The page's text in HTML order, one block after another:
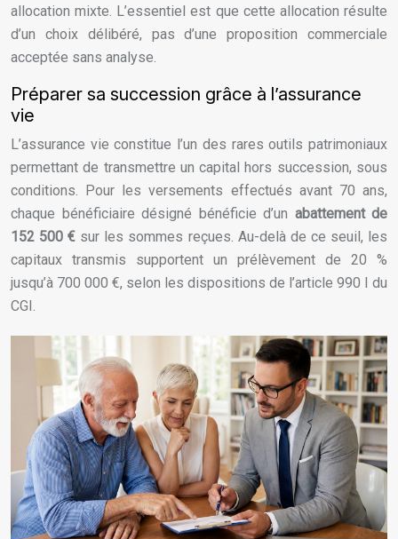
allocation mixte. L’essentiel est que cette allocation résulte
d’un choix délibéré, pas d’une proposition commerciale
acceptée sans analyse.
Préparer sa succession grâce à l’assurance
vie
L’assurance vie constitue l’un des rares outils patrimoniaux
permettant de transmettre un capital hors succession, sous
conditions. Pour les versements effectués avant 70 ans,
chaque bénéficiaire désigné bénéficie d’un abattement de
152 500 € sur les sommes reçues. Au-delà de ce seuil, les
capitaux transmis supportent un prélèvement de 20 %
jusqu’à 700 000 €, selon les dispositions de l’article 990 I du
CGI.